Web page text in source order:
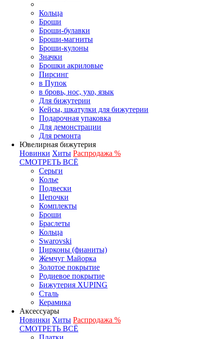
Кольца
Броши
Броши-булавки
Броши-магниты
Броши-кулоны
Значки
Брошки акриловые
Пирсинг
в Пупок
в бровь, нос, ухо, язык
Для бижутерии
Кейсы, шкатулки для бижутерии
Подарочная упаковка
Для демонстрации
Для ремонта
Ювелирная бижутерия
Новинки Хиты Распродажа %
СМОТРЕТЬ ВСЁ
Серьги
Колье
Подвески
Цепочки
Комплекты
Броши
Браслеты
Кольца
Swarovski
Цирконы (фианиты)
Жемчуг Майорка
Золотое покрытие
Родиевое покрытие
Бижутерия XUPING
Сталь
Керамика
Аксессуары
Новинки Хиты Распродажа %
СМОТРЕТЬ ВСЁ
Платки